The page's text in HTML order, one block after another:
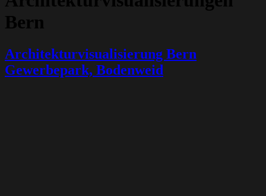
Bern
Architekturvisualisierung Bern
Gewerbepark, Bodenweid